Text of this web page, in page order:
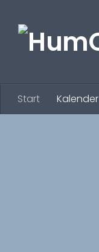
Start Kalender